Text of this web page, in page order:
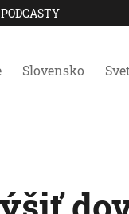
PODCASTY
Slovensko Svet